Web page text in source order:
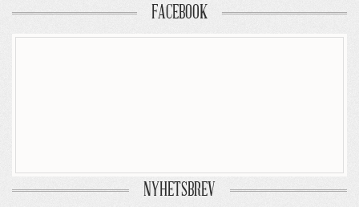
FACEBOOK
NYHETSBREV